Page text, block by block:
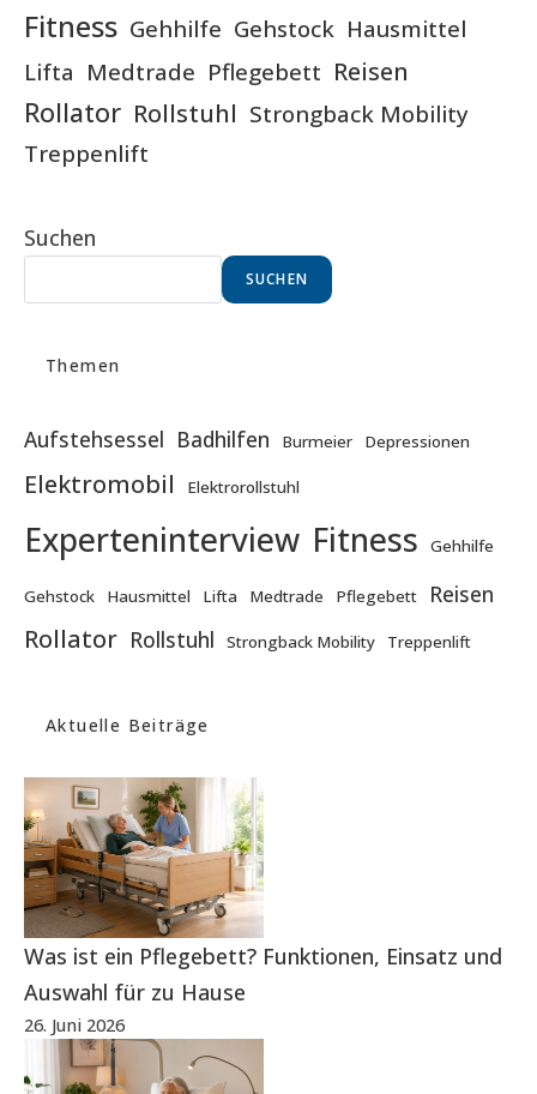
Fitness Gehhilfe Gehstock Hausmittel
Lifta Medtrade Pflegebett Reisen
Rollator Rollstuhl Strongback Mobility
Treppenlift
Suchen
SUCHEN
Themen
Aufstehsessel Badhilfen Burmeier Depressionen
Elektromobil Elektrorollstuhl
Experteninterview Fitness Gehhilfe
Gehstock Hausmittel Lifta Medtrade Pflegebett Reisen
Rollator Rollstuhl Strongback Mobility Treppenlift
Aktuelle Beiträge
Was ist ein Pflegebett? Funktionen, Einsatz und
Auswahl für zu Hause
26. Juni 2026